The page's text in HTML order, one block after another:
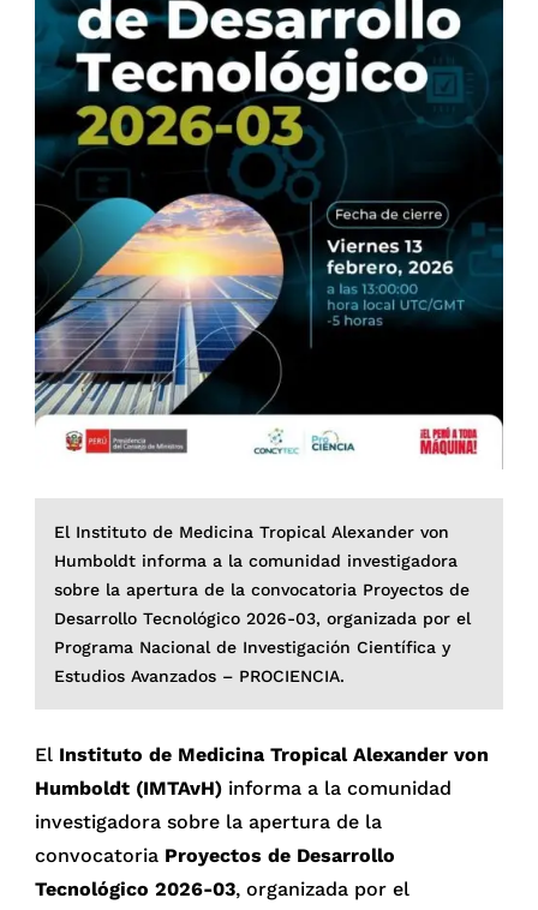
El Instituto de Medicina Tropical Alexander von
Humboldt informa a la comunidad investigadora
sobre la apertura de la convocatoria Proyectos de
Desarrollo Tecnológico 2026-03, organizada por el
Programa Nacional de Investigación Científica y
Estudios Avanzados – PROCIENCIA.
El Instituto de Medicina Tropical Alexander von
Humboldt (IMTAvH) informa a la comunidad
investigadora sobre la apertura de la
convocatoria Proyectos de Desarrollo
Tecnológico 2026-03, organizada por el